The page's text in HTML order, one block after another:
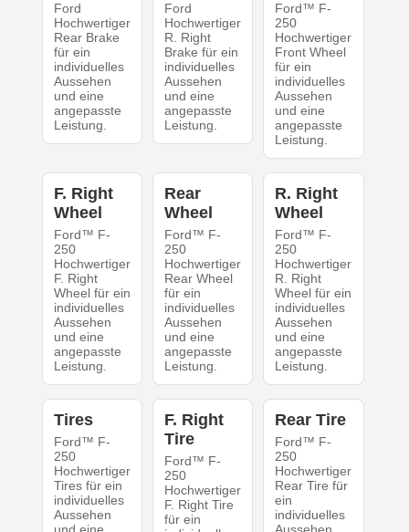
Ford
Hochwertiger
Rear Brake
für ein
individuelles
Aussehen
und eine
angepasste
Leistung.
Ford
Hochwertiger
R. Right
Brake für ein
individuelles
Aussehen
und eine
angepasste
Leistung.
Ford™ F-
250
Hochwertiger
Front Wheel
für ein
individuelles
Aussehen
und eine
angepasste
Leistung.
F. Right
Wheel
Ford™ F-
250
Hochwertiger
F. Right
Wheel für ein
individuelles
Aussehen
und eine
angepasste
Leistung.
Rear
Wheel
Ford™ F-
250
Hochwertiger
Rear Wheel
für ein
individuelles
Aussehen
und eine
angepasste
Leistung.
R. Right
Wheel
Ford™ F-
250
Hochwertiger
R. Right
Wheel für ein
individuelles
Aussehen
und eine
angepasste
Leistung.
Tires
Ford™ F-
250
Hochwertiger
Tires für ein
individuelles
Aussehen
F. Right
Tire
Ford™ F-
250
Hochwertiger
F. Right Tire
für ein
Rear Tire
Ford™ F-
250
Hochwertiger
Rear Tire für
ein
individuelles